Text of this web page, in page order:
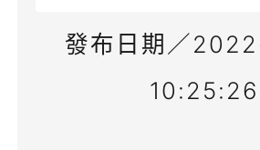
發布日期／
10:25:26